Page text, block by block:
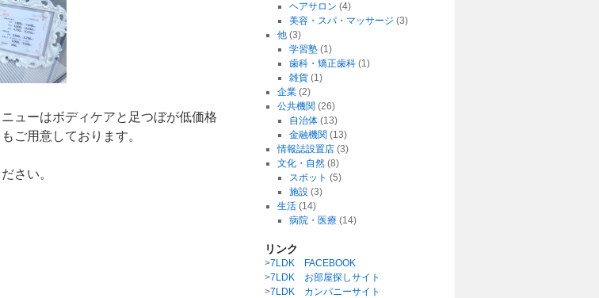
ューはボディケアと足つぼが低価格
ご用意しております。
さい。
ヘアサロン (4)
美容・スパ・マッサージ (3)
他(3)
学習塾 (1)
歯科・矯正歯科 (1)
雑貨 (1)
企業(2)
公共機関 (26)
自治体 (13)
金融機関 (13)
情報誌設置店(3)
文化・自然(8)
スポット (5)
施設 (3)
生活(14)
病院・医療 (14)
リンク
>7LDK FACEBOOK
>7LDK お部屋探しサイト
>7LDK カンパニーサイト